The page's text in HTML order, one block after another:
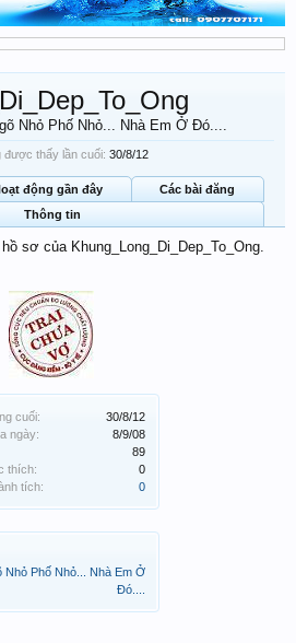
cuối:
30/8/12
ngày:
8/9/08
89
thích:
0
tích:
0
Nhỏ Phố Nhỏ... Nhà Em Ở
Đó....
Nhỏ Phố Nhỏ... Nhà Em Ở Đó....
được thấy lần cuối: 30/8/12
động gần đây
Các bài đăng
Thông tin
sơ của Khung_Long_Di_Dep_To_Ong.